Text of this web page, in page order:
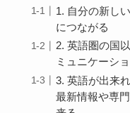
1. 自分の新し
につながる
2. 英語圏の国
ミュニケーシ
3. 英語が出来
最新情報や専